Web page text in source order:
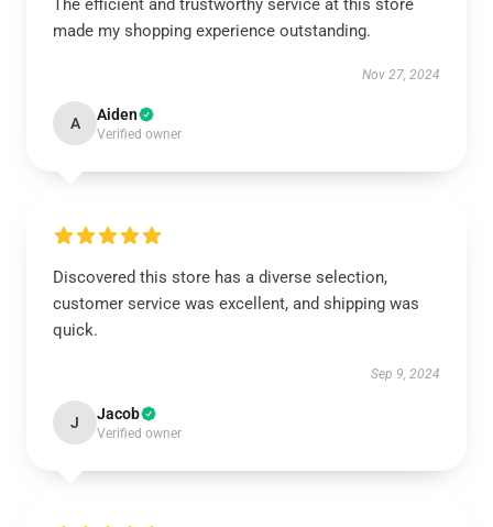
The efficient and trustworthy service at this store
made my shopping experience outstanding.
Nov 27, 2024
A Aiden
Verified owner
Discovered this store has a diverse selection,
customer service was excellent, and shipping was
quick.
Sep 9, 2024
J Jacob
Verified owner